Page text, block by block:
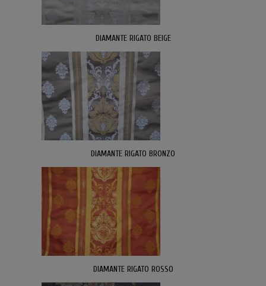
DIAMANTE RIGATO BEIGE
DIAMANTE RIGATO BRONZO
DIAMANTE RIGATO ROSSO